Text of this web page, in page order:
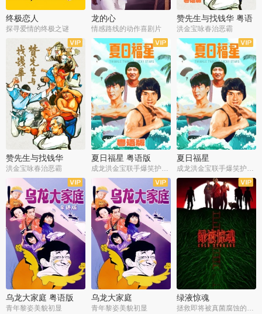
终极恋人
探寻爱情的终极之谜
龙的心
情感路线的动作喜剧片
赞先生与找钱华 粤语
版
洪金宝咏春治恶霸
赞先生与找钱华
洪金宝咏春治恶霸
夏日福星 粤语版
成龙洪金宝联手爆笑护美女
夏日福星
成龙洪金宝联手爆笑护美女
乌龙大家庭 粤语版
青年黎姿美貌初显
乌龙大家庭
青年黎姿美貌初显
绿液惊魂
拯救即将被真菌腐蚀的世界